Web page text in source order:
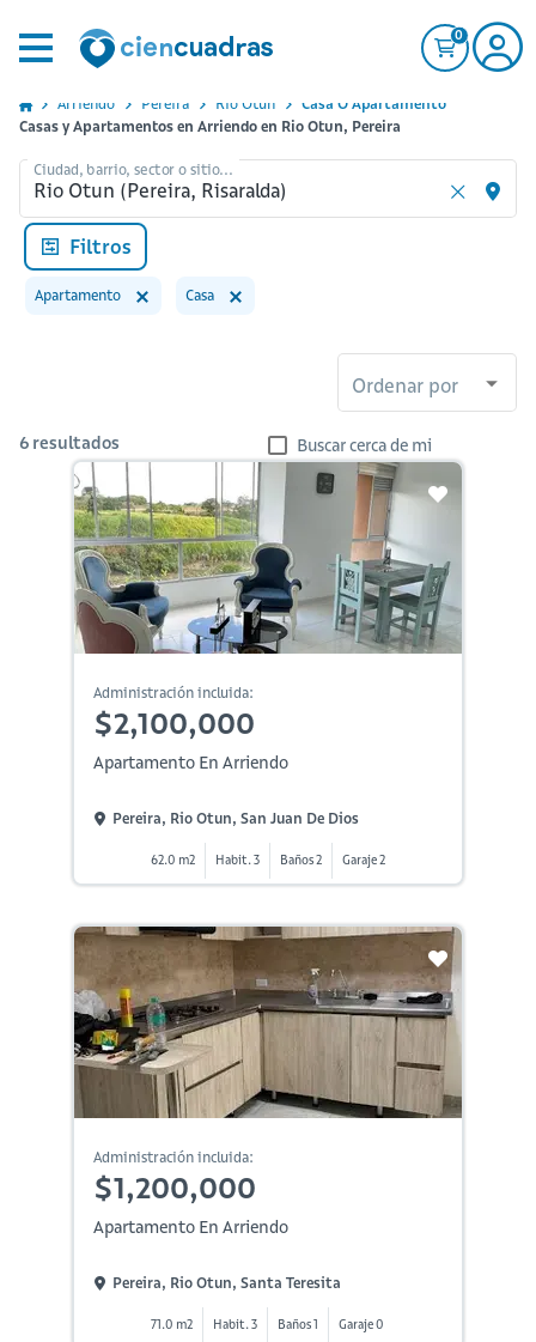
0
Arriendo Pereira Rio Otun
Casa O Apartamento
Casas y Apartamentos en Arriendo en Rio Otun, Pereira
Ciudad, barrio, sector o sitio...
Filtros
Apartamento Casa
Ordenar por
6 resultados Buscar cerca de mi
Administración incluida:
$2,100,000
Apartamento En Arriendo
Pereira, Rio Otun, San Juan De Dios
62.0 m2 Habit. 3 Baños 2 Garaje 2
Administración incluida:
$1,200,000
Apartamento En Arriendo
Pereira, Rio Otun, Santa Teresita
71.0 m2 Habit. 3 Baños 1 Garaje 0